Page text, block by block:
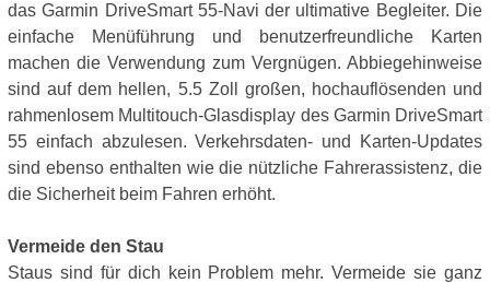
das Garmin DriveSmart 55-Navi der ultimative Begleiter. Die
einfache Menüführung und benutzerfreundliche Karten
machen die Verwendung zum Vergnügen. Abbiegehinweise
sind auf dem hellen, 5.5 Zoll großen, hochauflösenden und
rahmenlosem Multitouch-Glasdisplay des Garmin DriveSmart
55 einfach abzulesen. Verkehrsdaten- und Karten-Updates
sind ebenso enthalten wie die nützliche Fahrerassistenz, die
die Sicherheit beim Fahren erhöht.
Vermeide den Stau
Staus sind für dich kein Problem mehr. Vermeide sie ganz